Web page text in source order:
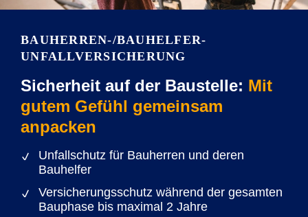
BAUHERREN-/BAUHELFER-
UNFALLVERSICHERUNG
Sicherheit auf der Baustelle: Mit
gutem Gefühl gemeinsam
anpacken
Unfallschutz für Bauherren und deren
Bauhelfer
Versicherungsschutz während der gesamten
Bauphase bis maximal 2 Jahre